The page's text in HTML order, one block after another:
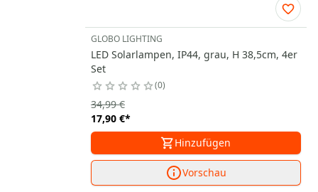
GLOBO LIGHTING
LED Solarlampen, IP44, grau, H 38,5cm, 4er
Set
0
17,90 €*
34,99 €
Hinzufügen
Vorschau